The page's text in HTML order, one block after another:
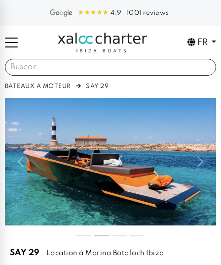
4,9 1001 reviews
FR
BATEAUX A MOTEUR SAY 29
Previous Next
SAY 29 Location à Marina Botafoch Ibiza